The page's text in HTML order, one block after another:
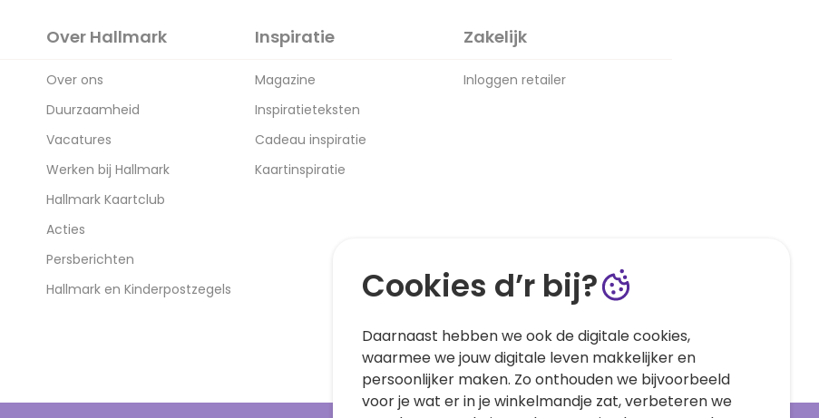
Over Hallmark
Over ons
Duurzaamheid
Vacatures
Werken bij Hallmark
Hallmark Kaartclub
Acties
Persberichten
Hallmark en Kinderpostzegels
Inspiratie
Magazine
Inspiratieteksten
Cadeau inspiratie
Kaartinspiratie
Zakelijk
Inloggen retailer
Cookies d’r bij?
Daarnaast hebben we ook de digitale cookies,
waarmee we jouw digitale leven makkelijker en
persoonlijker maken. Zo onthouden we bijvoorbeeld
voor je wat er in je winkelmandje zat, verbeteren we